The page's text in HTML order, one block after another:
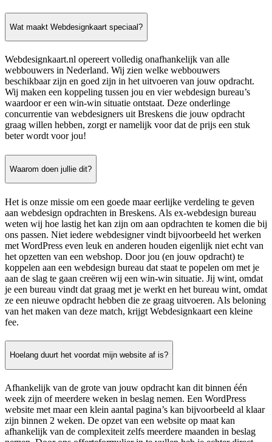
Wat maakt Webdesignkaart speciaal?
Webdesignkaart.nl opereert volledig onafhankelijk van alle
webbouwers in Nederland. Wij zien welke webbouwers
beschikbaar zijn en goed zijn in het uitvoeren van jouw opdracht.
Wij maken een koppeling tussen jou en vier webdesign bureau’s
waardoor er een win-win situatie ontstaat. Deze onderlinge
concurrentie van webdesigners uit Breskens die jouw opdracht
graag willen hebben, zorgt er namelijk voor dat de prijs een stuk
beter wordt voor jou!
Waarom doen jullie dit?
Het is onze missie om een goede maar eerlijke verdeling te geven
aan webdesign opdrachten in Breskens. Als ex-webdesign bureau
weten wij hoe lastig het kan zijn om aan opdrachten te komen die bij
ons passen. Niet iedere webdesigner vindt bijvoorbeeld het werken
met WordPress even leuk en anderen houden eigenlijk niet echt van
het opzetten van een webshop. Door jou (en jouw opdracht) te
koppelen aan een webdesign bureau dat staat te popelen om met je
aan de slag te gaan creëren wij een win-win situatie. Jij wint, omdat
je een bureau vindt dat graag met je werkt en het bureau wint, omdat
ze een nieuwe opdracht hebben die ze graag uitvoeren. Als beloning
van het maken van deze match, krijgt Webdesignkaart een kleine
fee.
Hoelang duurt het voordat mijn website af is?
Afhankelijk van de grote van jouw opdracht kan dit binnen één
week zijn of meerdere weken in beslag nemen. Een WordPress
website met maar een klein aantal pagina’s kan bijvoorbeeld al klaar
zijn binnen 2 weken. De opzet van een website op maat kan
afhankelijk van de complexiteit zelfs meerdere maanden in beslag